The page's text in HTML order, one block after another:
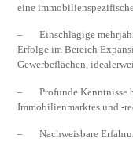
eine
– Einschlägige
Erfolge im Bereich
Gewerbeflächen,
– Profunde Kenntnisse
Immobilienmarktes und -
– Nachweisbare